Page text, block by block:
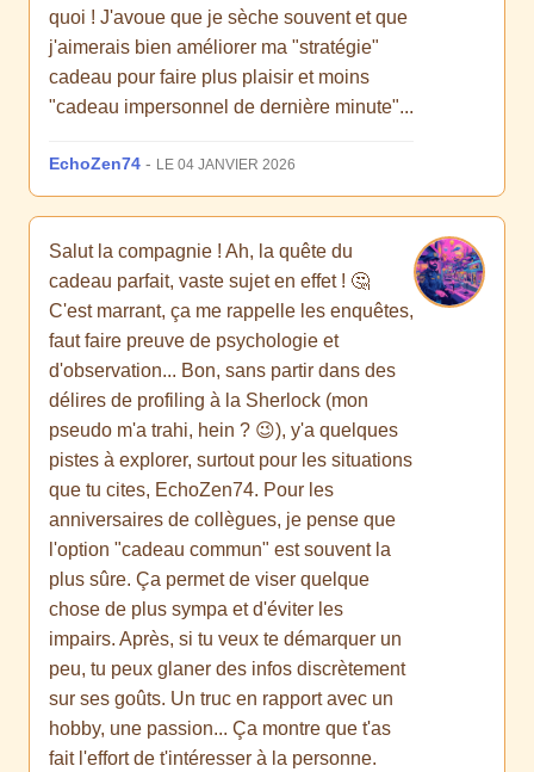
quoi ! J'avoue que je sèche souvent et que
j'aimerais bien améliorer ma "stratégie"
cadeau pour faire plus plaisir et moins
"cadeau impersonnel de dernière minute"...
EchoZen74 - LE 04 JANVIER 2026
Salut la compagnie ! Ah, la quête du
cadeau parfait, vaste sujet en effet ! 🤔
C'est marrant, ça me rappelle les enquêtes,
faut faire preuve de psychologie et
d'observation... Bon, sans partir dans des
délires de profiling à la Sherlock (mon
pseudo m'a trahi, hein ? 😉), y'a quelques
pistes à explorer, surtout pour les situations
que tu cites, EchoZen74. Pour les
anniversaires de collègues, je pense que
l'option "cadeau commun" est souvent la
plus sûre. Ça permet de viser quelque
chose de plus sympa et d'éviter les
impairs. Après, si tu veux te démarquer un
peu, tu peux glaner des infos discrètement
sur ses goûts. Un truc en rapport avec un
hobby, une passion... Ça montre que t'as
fait l'effort de t'intéresser à la personne.